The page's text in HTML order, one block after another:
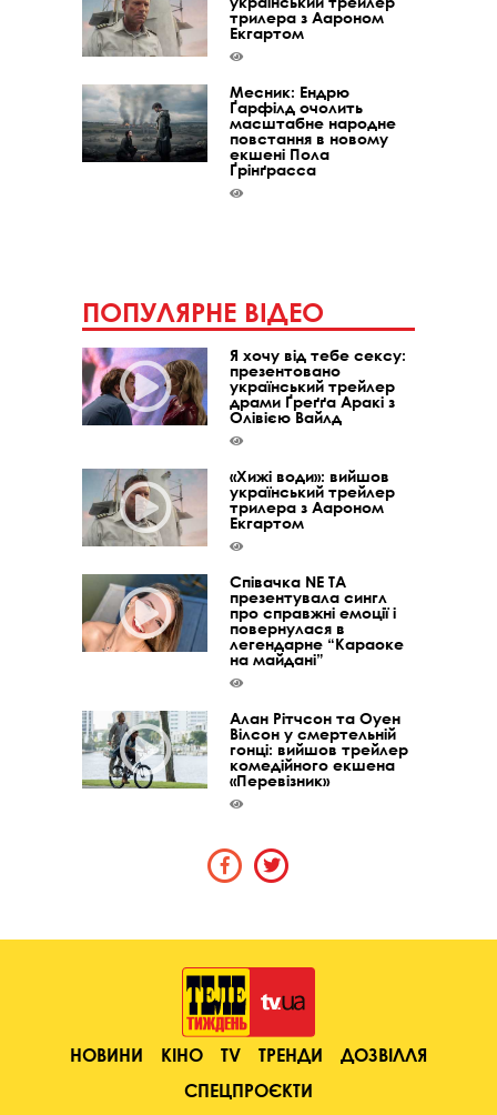
трилера з Аароном
Екгартом
Месник: Ендрю
Ґарфілд очолить
масштабне народне
повстання в новому
екшені Пола
Ґрінґрасса
ПОПУЛЯРНЕ ВІДЕО
Я хочу від тебе сексу:
презентовано
український трейлер
драми Ґреґґа Аракі з
Олівією Вайлд
«Хижі води»: вийшов
український трейлер
трилера з Аароном
Екгартом
Співачка NE TA
презентувала сингл
про справжні емоції і
повернулася в
легендарне “Караоке
на майдані”
Алан Рітчсон та Оуен
Вілсон у смертельній
гонці: вийшов трейлер
комедійного екшена
«Перевізник»
НОВИНИ КІНО TV ТРЕНДИ
ДОЗВІЛЛЯ
СПЕЦПРОЄКТИ